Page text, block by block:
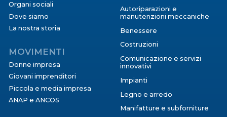
Organi sociali
Dove siamo
La nostra storia
MOVIMENTI
Donne impresa
Giovani imprenditori
Piccola e media impresa
ANAP e ANCOS
Autoriparazioni e
manutenzioni meccaniche
Benessere
Costruzioni
Comunicazione e servizi
innovativi
Impianti
Legno e arredo
Manifatture e subforniture